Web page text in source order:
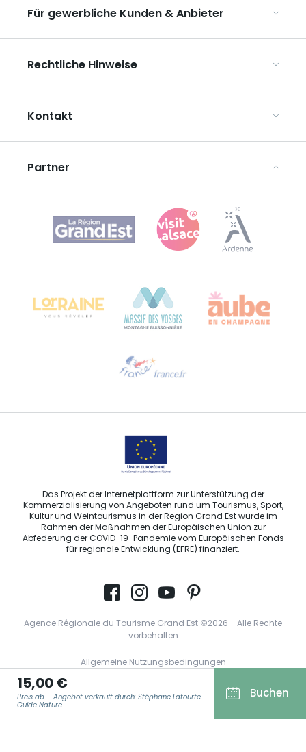
15,00 €
Preis ab – Angebot verkauft durch: Stéphane Latourte
Guide Nature.
Buchen
Die Weihnachtsmärkte im Grand Est
Ribeauvillé, zwischen Weinbergen und Bergen
Unsere UNESCO-Welterbestätten
Für gewerbliche Kunden & Anbieter
Organisieren Sie Ihre Gruppenreisen
ART GE kennenlernen
Mediaroom
Rechtliche Hinweise
Datenschutzbestimmungen
Rechtliche Hinweise
Kontakt
Agence Régionale du Tourisme Grand Est
Bureau de Colmar (Hauptverwaltung)
Sprechen Sie uns per E-Mail an
Partner
Das Projekt der Internetplattform zur Unterstützung der
Kommerzialisierung von Angeboten rund um Tourismus, Sport,
Kultur und Weintourismus in der Region Grand Est wurde im
Rahmen der Maßnahmen der Europäischen Union zur
Abfederung der COVID-19-Pandemie vom Europäischen Fonds
für regionale Entwicklung (EFRE) finanziert.
Agence Régionale du Tourisme Grand Est ©2026 - Alle Rechte
vorbehalten
Allgemeine Nutzungsbedingungen
Datenschutzbestimmungen